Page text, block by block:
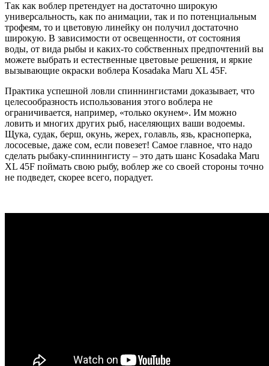
Так как воблер претендует на достаточно широкую
универсальность, как по анимации, так и по потенциальным
трофеям, то и цветовую линейку он получил достаточно
широкую. В зависимости от освещенности, от состояния
воды, от вида рыбы и каких-то собственных предпочтений вы
можете выбрать и естественные цветовые решения, и яркие
вызывающие окраски воблера Kosadaka Maru XL 45F.
Практика успешной ловли спиннингистами доказывает, что
целесообразность использования этого воблера не
ограничивается, например, «только окунем». Им можно
ловить и многих других рыб, населяющих ваши водоемы.
Щука, судак, берш, окунь, жерех, голавль, язь, красноперка,
лососевые, даже сом, если повезет! Самое главное, что надо
сделать рыбаку-спиннингисту – это дать шанс Kosadaka Maru
XL 45F поймать свою рыбу, воблер же со своей стороны точно
не подведет, скорее всего, порадует.